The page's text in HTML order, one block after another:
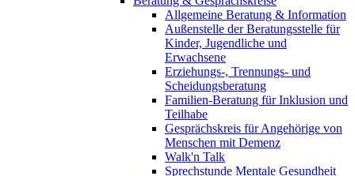
Allgemeine Beratung & Information
Außenstelle der Beratungsstelle für
Kinder, Jugendliche und
Erwachsene
Erziehungs-, Trennungs- und
Scheidungsberatung
Familien-Beratung für Inklusion und
Teilhabe
Gesprächskreis für Angehörige von
Menschen mit Demenz
Walk'n Talk
Sprechstunde Mentale Gesundheit